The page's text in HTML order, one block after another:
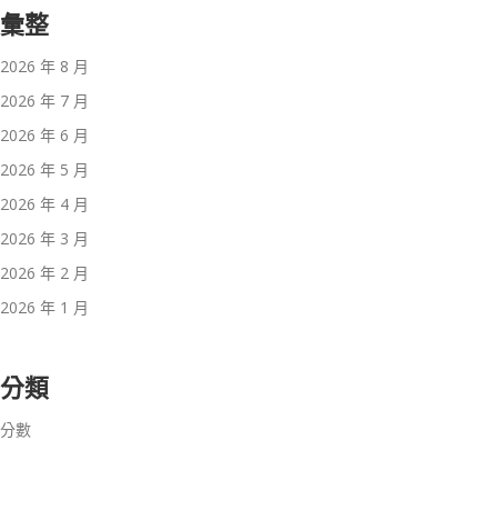
彙整
2026 年 8 月
2026 年 7 月
2026 年 6 月
2026 年 5 月
2026 年 4 月
2026 年 3 月
2026 年 2 月
2026 年 1 月
分類
分數